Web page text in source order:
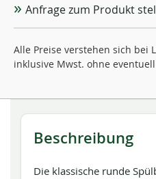
Anfrage zum Produkt
Alle Preise verstehen sich bei
inklusive Mwst. ohne
Beschreibung
Die klassische runde